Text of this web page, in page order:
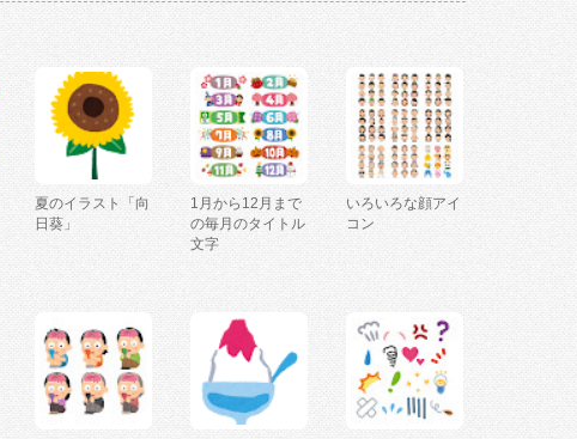
夏のイラスト「向
日葵」
1月から12月まで
の毎月のタイトル
文字
いろいろな顔アイ
コン